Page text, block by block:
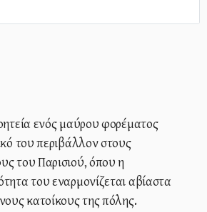
ενός μαύρου φορέματος
του περιβάλλον στους
του Παρισιού, όπου η
του εναρμονίζεται αβίαστα
κατοίκους της πόλης.